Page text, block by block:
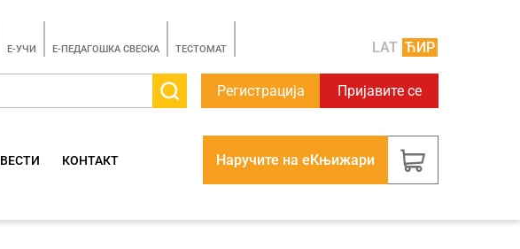
E-УЧИ Е-ПЕДАГОШКА СВЕСКА TЕСТОМАТ LAT ЋИР
Регистрација Пријавите се
ВЕСТИ КОНТАКТ Наручите на еКњижари